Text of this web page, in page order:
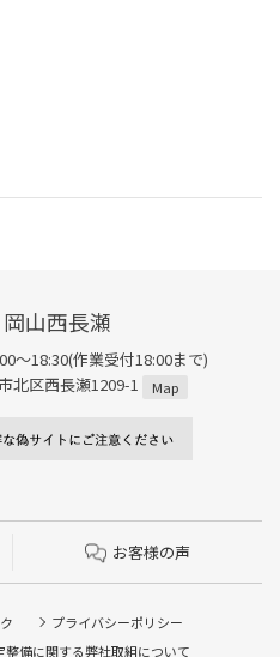
山西長瀬
〜18:30(作業受付18:00まで)
北区西長瀬1209-1
Map
お客様の声
プライバシーポリシー
整備に関する弊社取組について